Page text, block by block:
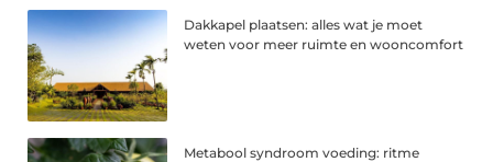
Dakkapel plaatsen: alles wat je moet
weten voor meer ruimte en wooncomfort
Metabool syndroom voeding: ritme